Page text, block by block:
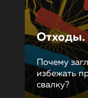
Отходы.
Почему
избежать
свалку?